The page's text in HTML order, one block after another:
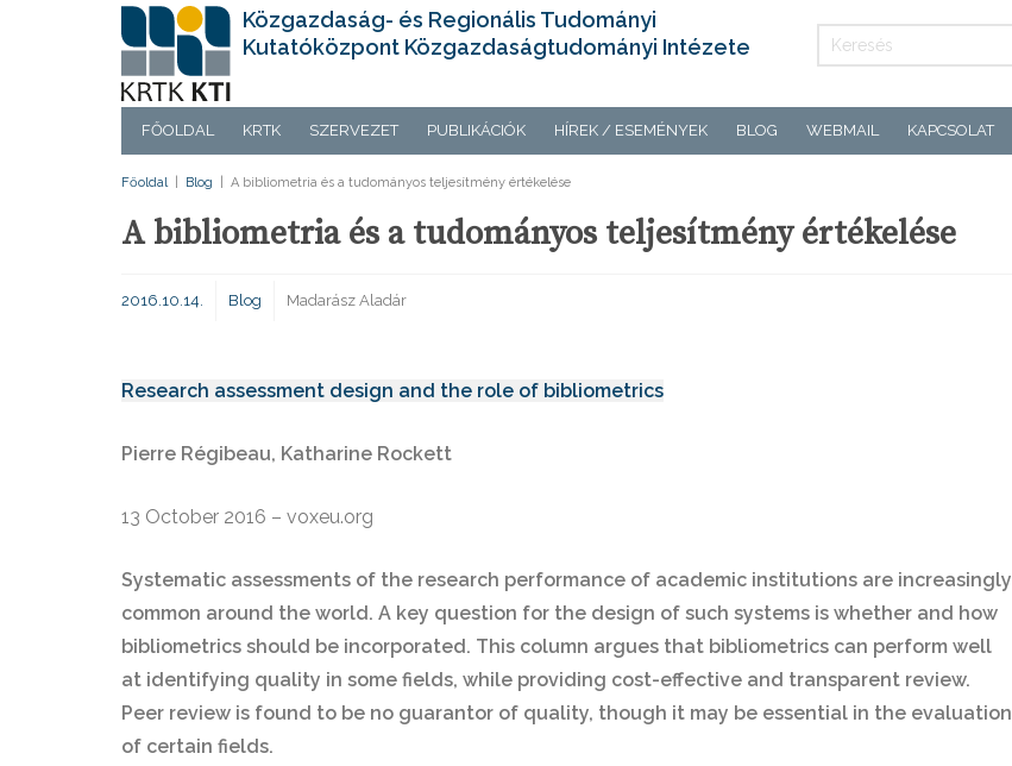
Közgazdaság- és Regionális Tudományi
Kutatóközpont Közgazdaságtudományi Intézete
FŐOLDAL KRTK SZERVEZET PUBLIKÁCIÓK HÍREK / ESEMÉNYEK BLOG WEBMAIL KAPCSOLAT
Főoldal Blog A bibliometria és a tudományos teljesítmény értékelése
A bibliometria és a tudományos teljesítmény értékelése
2016.10.14. Blog Madarász Aladár
Research assessment design and the role of bibliometrics
Pierre Régibeau, Katharine Rockett
13 October 2016 – voxeu.org
Systematic assessments of the research performance of academic institutions are increasingly
common around the world. A key question for the design of such systems is whether and how
bibliometrics should be incorporated. This column argues that bibliometrics can perform well
at identifying quality in some fields, while providing cost-effective and transparent review.
Peer review is found to be no guarantor of quality, though it may be essential in the evaluation
of certain fields.